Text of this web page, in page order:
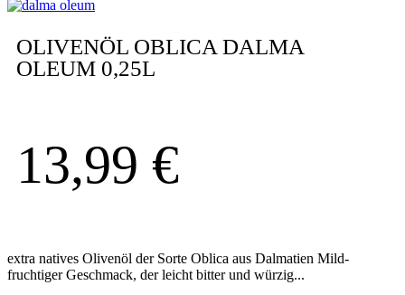
OLIVENÖL OBLICA DALMA
OLEUM 0,25L
13,99 €
extra natives Olivenöl der Sorte Oblica aus Dalmatien Mild-
fruchtiger Geschmack, der leicht bitter und würzig...